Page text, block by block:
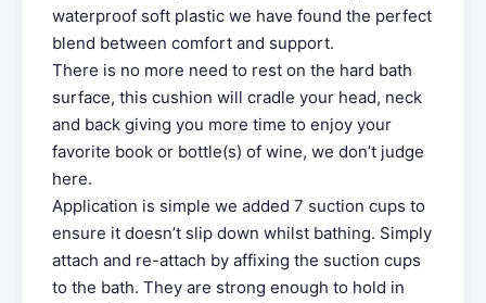
waterproof soft plastic we have found the perfect
blend between comfort and support.
There is no more need to rest on the hard bath
surface, this cushion will cradle your head, neck
and back giving you more time to enjoy your
favorite book or bottle(s) of wine, we don’t judge
here.
Application is simple we added 7 suction cups to
ensure it doesn’t slip down whilst bathing. Simply
attach and re-attach by affixing the suction cups
to the bath. They are strong enough to hold in